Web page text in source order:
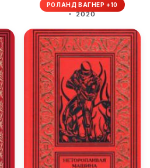
РОЛАНД ВАГНЕР +10
2020